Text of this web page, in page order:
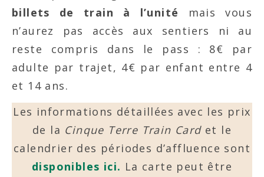
billets de train à l’unité
mais vous
n’aurez pas accès aux sentiers ni au
reste compris dans le pass : 8€ par
adulte par trajet, 4€ par enfant entre 4
et 14 ans.
Les informations détaillées avec les prix
de la Cinque Terre Train Cardet le
calendrier des périodes d’affluence sont
disponibles ici. La carte peut être